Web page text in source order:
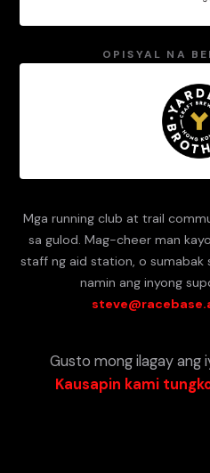
OPISYAL NA
Mga running club at trail
sa gulod. Mag-cheer man
staff ng aid station, o sumabak
namin ang inyong
Gusto mong ilagay ang
Kausapin kami